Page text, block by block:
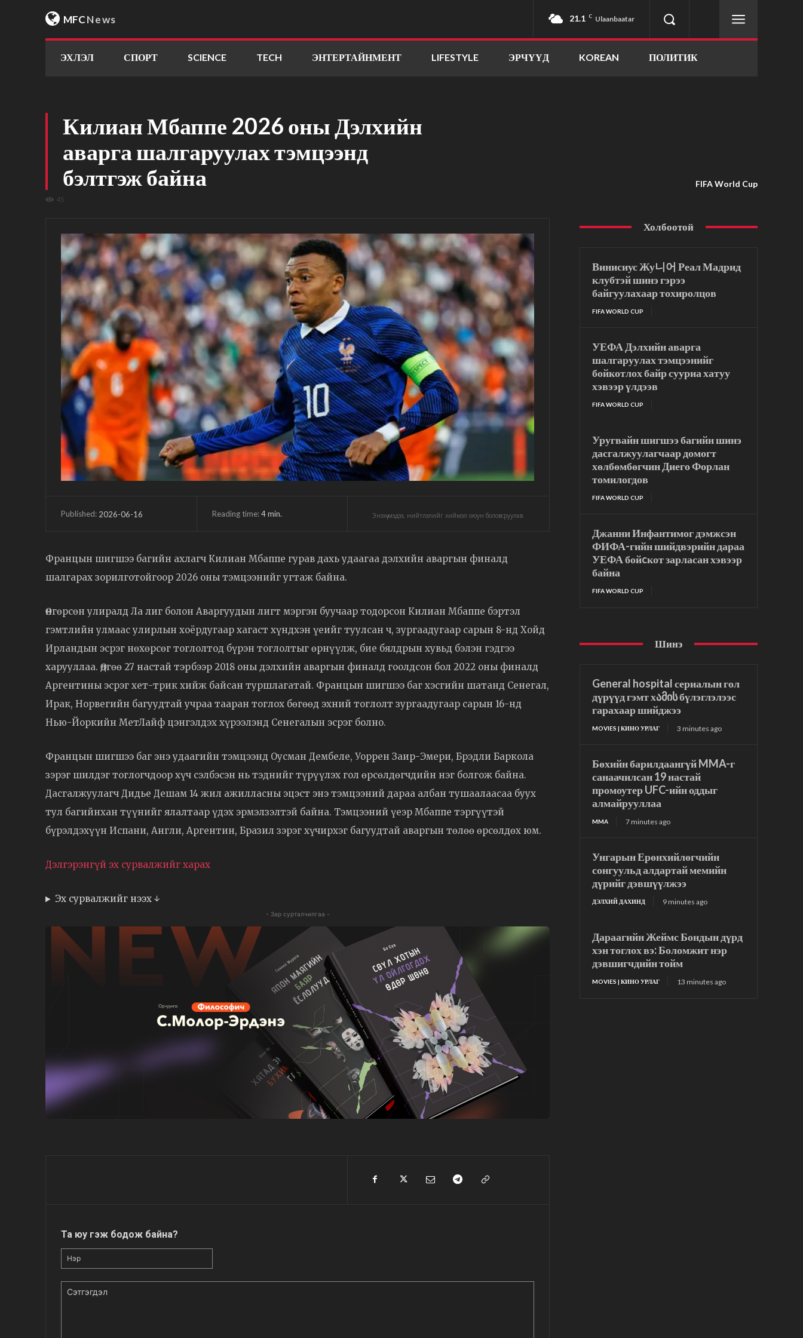
MFCNews 21.1 C Ulaanbaatar
ЭХЛЭЛ СПОРТ SCIENCE TECH ЭНТЕРТАЙНМЕНТ LIFESTYLE ЭРЧҮҮД KOREAN ПОЛИТИК
Килиан Мбаппе 2026 оны Дэлхийн
аварга шалгаруулах тэмцээнд
бэлтгэж байна
45
FIFA World Cup
Published: 2026-06-16 Reading time:4min. Энэхүү мэдээ, нийтлэлийг хиймэл оюун боловсруулав.
Францын шигшээ багийн ахлагч Килиан Мбаппе гурав дахь удаагаа дэлхийн аваргын финалд
шалгарах зорилготойгоор 2026 оны тэмцээнийг угтаж байна.
Өнгөрсөн улиралд Ла лиг болон Аваргуудын лигт мэргэн буучаар тодорсон Килиан Мбаппе бэртэл
гэмтлийн улмаас улирлын хоёрдугаар хагаст хүндхэн үеийг туулсан ч, зургаадугаар сарын 8-нд Хойд
Ирландын эсрэг нөхөрсөг тоглолтод бүрэн тоглолтыг өрнүүлж, бие бялдрын хувьд бэлэн гэдгээ
харууллаа. Өдгөө 27 настай тэрбээр 2018 оны дэлхийн аваргын финалд гоолдсон бол 2022 оны финалд
Аргентины эсрэг хет-трик хийж байсан туршлагатай. Францын шигшээ баг хэсгийн шатанд Сенегал,
Ирак, Норвегийн багуудтай учраа тааран тоглох бөгөөд эхний тоглолт зургаадугаар сарын 16-нд
Нью-Йоркийн МетЛайф цэнгэлдэх хүрээлэнд Сенегалын эсрэг болно.
Францын шигшээ баг энэ удаагийн тэмцээнд Оусман Дембеле, Уоррен Заир-Эмери, Брэдли Баркола
зэрэг шилдэг тоглогчдоор хүч сэлбэсэн нь тэднийг түрүүлэх гол өрсөлдөгчдийн нэг болгож байна.
Дасгалжуулагч Дидье Дешам 14 жил ажилласны эцэст энэ тэмцээний дараа албан тушаалаасаа буух
тул багийнхан түүнийг ялалтаар үдэх эрмэлзэлтэй байна. Тэмцээний үеэр Мбаппе тэргүүтэй
бүрэлдэхүүн Испани, Англи, Аргентин, Бразил зэрэг хүчирхэг багуудтай аваргын төлөө өрсөлдөх юм.
Дэлгэрэнгүй эх сурвалжийг харах
Эх сурвалжийг нээх ↓
- Зар сурталчилгаа -
Та юу гэж бодож байна?
Холбоотой
Винисиус Жу니어 Реал Мадрид
клубтэй шинэ гэрээ
байгуулахаар тохиролцов
FIFA WORLD CUP
УЕФА Дэлхийн аварга
шалгаруулах тэмцээнийг
бойкотлох байр сууриа хатуу
хэвээр үлдээв
FIFA WORLD CUP
Уругвайн шигшээ багийн шинэ
дасгалжуулагчаар домогт
хөлбөмбөгчин Диего Форлан
томилогдов
FIFA WORLD CUP
Джанни Инфантимог дэмжсэн
ФИФА-гийн шийдвэрийн дараа
УЕФА бойcкот зарласан хэвээр
байна
FIFA WORLD CUP
Шинэ
General hospital сериалын гол
дүрүүд гэмт хამის бүлэглэлээс
гарахаар шийджээ
MOVIES | КИНО УРЛАГ 3 minutes ago
Бөхийн барилдаангүй MMA-г
санаачилсан 19 настай
промоутер UFC-ийн оддыг
алмайрууллаа
MMA 7 minutes ago
Унгарын Ерөнхийлөгчийн
сонгуульд алдартай мемийн
дүрийг дэвшүүлжээ
ДЭЛХИЙ ДАХИНД 9 minutes ago
Дараагийн Жеймс Бондын дүрд
хэн тоглох вэ: Боломжит нэр
дэвшигчдийн тойм
MOVIES | КИНО УРЛАГ 13 minutes ago